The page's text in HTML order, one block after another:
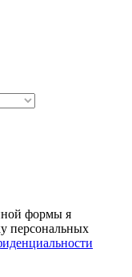
формы я
персональных